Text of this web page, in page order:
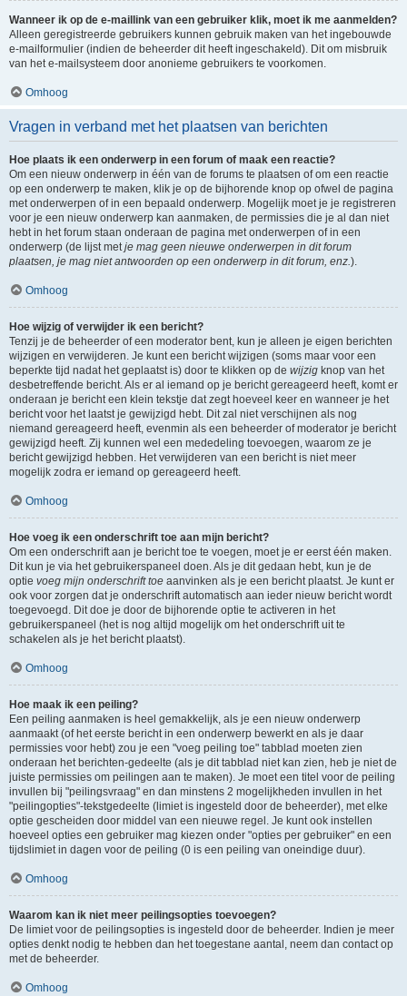
Wanneer ik op de e-maillink van een gebruiker klik, moet ik me aanmelden?
Alleen geregistreerde gebruikers kunnen gebruik maken van het ingebouwde
e-mailformulier (indien de beheerder dit heeft ingeschakeld). Dit om misbruik
van het e-mailsysteem door anonieme gebruikers te voorkomen.
Omhoog
Vragen in verband met het plaatsen van berichten
Hoe plaats ik een onderwerp in een forum of maak een reactie?
Om een nieuw onderwerp in één van de forums te plaatsen of om een reactie
op een onderwerp te maken, klik je op de bijhorende knop op ofwel de pagina
met onderwerpen of in een bepaald onderwerp. Mogelijk moet je je registreren
voor je een nieuw onderwerp kan aanmaken, de permissies die je al dan niet
hebt in het forum staan onderaan de pagina met onderwerpen of in een
onderwerp (de lijst metje mag geen nieuwe onderwerpen in dit forum
plaatsen, je mag niet antwoorden op een onderwerp in dit forum, enz.).
Omhoog
Hoe wijzig of verwijder ik een bericht?
Tenzij je de beheerder of een moderator bent, kun je alleen je eigen berichten
wijzigen en verwijderen. Je kunt een bericht wijzigen (soms maar voor een
beperkte tijd nadat het geplaatst is) door te klikken op de wijzig knop van het
desbetreffende bericht. Als er al iemand op je bericht gereageerd heeft, komt er
onderaan je bericht een klein tekstje dat zegt hoeveel keer en wanneer je het
bericht voor het laatst je gewijzigd hebt. Dit zal niet verschijnen als nog
niemand gereageerd heeft, evenmin als een beheerder of moderator je bericht
gewijzigd heeft. Zij kunnen wel een mededeling toevoegen, waarom ze je
bericht gewijzigd hebben. Het verwijderen van een bericht is niet meer
mogelijk zodra er iemand op gereageerd heeft.
Omhoog
Hoe voeg ik een onderschrift toe aan mijn bericht?
Om een onderschrift aan je bericht toe te voegen, moet je er eerst één maken.
Dit kun je via het gebruikerspaneel doen. Als je dit gedaan hebt, kun je de
optie voeg mijn onderschrift toe aanvinken als je een bericht plaatst. Je kunt er
ook voor zorgen dat je onderschrift automatisch aan ieder nieuw bericht wordt
toegevoegd. Dit doe je door de bijhorende optie te activeren in het
gebruikerspaneel (het is nog altijd mogelijk om het onderschrift uit te
schakelen als je het bericht plaatst).
Omhoog
Hoe maak ik een peiling?
Een peiling aanmaken is heel gemakkelijk, als je een nieuw onderwerp
aanmaakt (of het eerste bericht in een onderwerp bewerkt en als je daar
permissies voor hebt) zou je een "voeg peiling toe" tabblad moeten zien
onderaan het berichten-gedeelte (als je dit tabblad niet kan zien, heb je niet de
juiste permissies om peilingen aan te maken). Je moet een titel voor de peiling
invullen bij "peilingsvraag" en dan minstens 2 mogelijkheden invullen in het
"peilingopties"-tekstgedeelte (limiet is ingesteld door de beheerder), met elke
optie gescheiden door middel van een nieuwe regel. Je kunt ook instellen
hoeveel opties een gebruiker mag kiezen onder "opties per gebruiker" en een
tijdslimiet in dagen voor de peiling (0 is een peiling van oneindige duur).
Omhoog
Waarom kan ik niet meer peilingsopties toevoegen?
De limiet voor de peilingsopties is ingesteld door de beheerder. Indien je meer
opties denkt nodig te hebben dan het toegestane aantal, neem dan contact op
met de beheerder.
Omhoog